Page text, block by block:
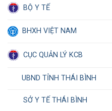
BỘ Y TẾ
BHXH VIỆT NAM
CỤC QUẢN LÝ KCB
UBND TỈNH THÁI BÌNH
SỞ Y TẾ THÁI BÌNH